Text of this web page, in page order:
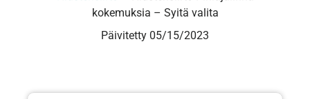
kokemuksia – Syitä valita
Päivitetty 05/15/2023